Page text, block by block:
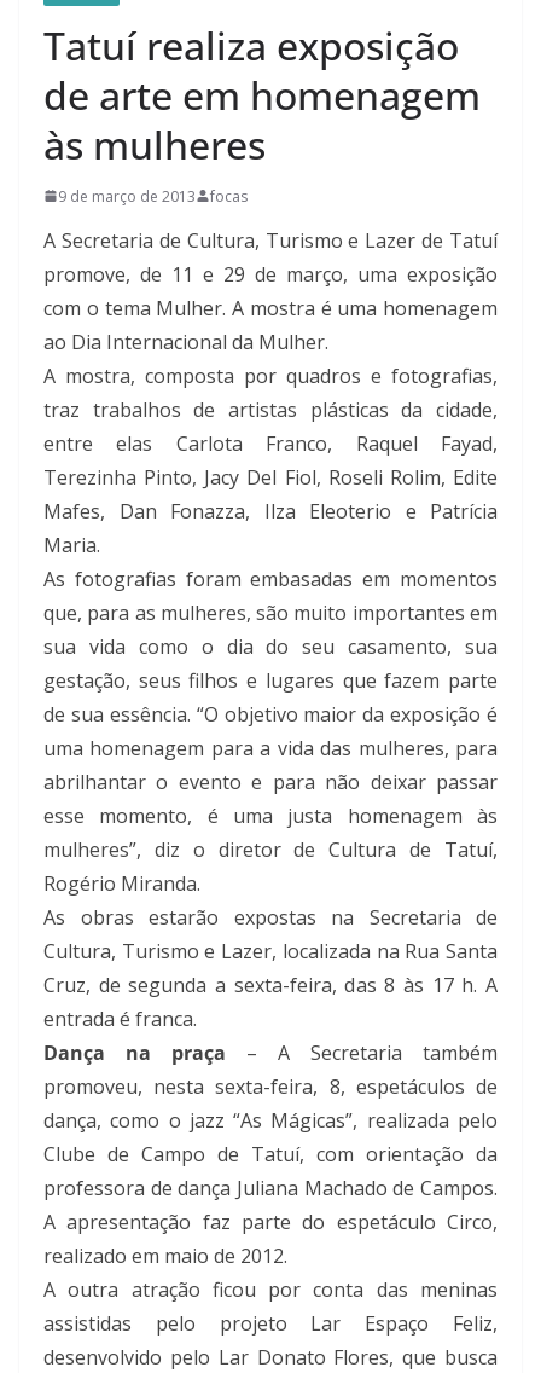
Tatuí realiza exposição
de arte em homenagem
às mulheres
9 de março de 2013 focas
A Secretaria de Cultura, Turismo e Lazer de Tatuí
promove, de 11 e 29 de março, uma exposição
com o tema Mulher. A mostra é uma homenagem
ao Dia Internacional da Mulher.
A mostra, composta por quadros e fotografias,
traz trabalhos de artistas plásticas da cidade,
entre elas Carlota Franco, Raquel Fayad,
Terezinha Pinto, Jacy Del Fiol, Roseli Rolim, Edite
Mafes, Dan Fonazza, Ilza Eleoterio e Patrícia
Maria.
As fotografias foram embasadas em momentos
que, para as mulheres, são muito importantes em
sua vida como o dia do seu casamento, sua
gestação, seus filhos e lugares que fazem parte
de sua essência. “O objetivo maior da exposição é
uma homenagem para a vida das mulheres, para
abrilhantar o evento e para não deixar passar
esse momento, é uma justa homenagem às
mulheres”, diz o diretor de Cultura de Tatuí,
Rogério Miranda.
As obras estarão expostas na Secretaria de
Cultura, Turismo e Lazer, localizada na Rua Santa
Cruz, de segunda a sexta-feira, das 8 às 17 h. A
entrada é franca.
Dança na praça – A Secretaria também
promoveu, nesta sexta-feira, 8, espetáculos de
dança, como o jazz “As Mágicas”, realizada pelo
Clube de Campo de Tatuí, com orientação da
professora de dança Juliana Machado de Campos.
A apresentação faz parte do espetáculo Circo,
realizado em maio de 2012.
A outra atração ficou por conta das meninas
assistidas pelo projeto Lar Espaço Feliz,
desenvolvido pelo Lar Donato Flores, que busca